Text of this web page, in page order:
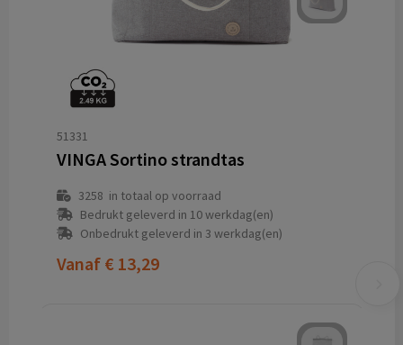
51331
VINGA Sortino strandtas
3258 in totaal op voorraad
Bedrukt geleverd in 10 werkdag(en)
Onbedrukt geleverd in 3 werkdag(en)
Vanaf € 13,29